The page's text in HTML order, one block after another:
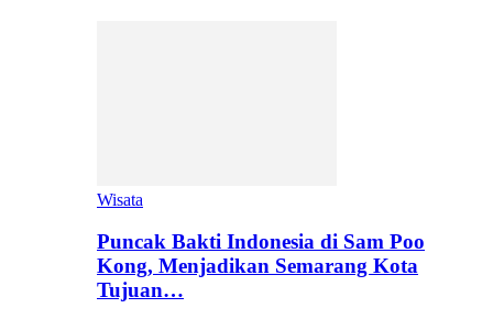
Wisata
Puncak Bakti Indonesia di Sam Poo
Kong, Menjadikan Semarang Kota
Tujuan…